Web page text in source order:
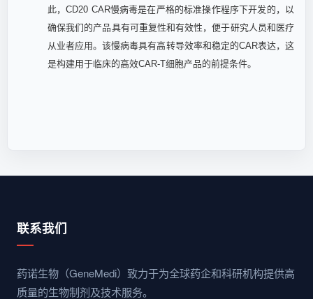
此，CD20 CAR慢病毒是在严格的标准操作程序下开发的，以
确保我们的产品具有可重复性和有效性，便于研究人员和医疗
从业者应用。该慢病毒具有高转导效率和稳定的CAR表达，这
是构建用于临床的高效CAR-T细胞产品的前提条件。
联系我们
药诺生物（GeneMedi）致力于为全球药企和科研机构提供高
质量的生物制剂及技术服务。